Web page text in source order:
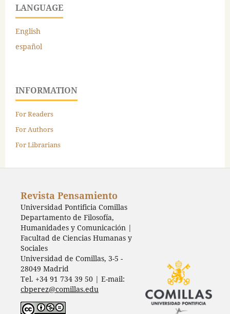
LANGUAGE
English
español
INFORMATION
For Readers
For Authors
For Librarians
Revista Pensamiento
Universidad Pontificia Comillas
Departamento de Filosofía,
Humanidades y Comunicación |
Facultad de Ciencias Humanas y
Sociales
Universidad de Comillas, 3-5 -
28049 Madrid
Tel. +34 91 734 39 50 | E-mail:
cbperez@comillas.edu